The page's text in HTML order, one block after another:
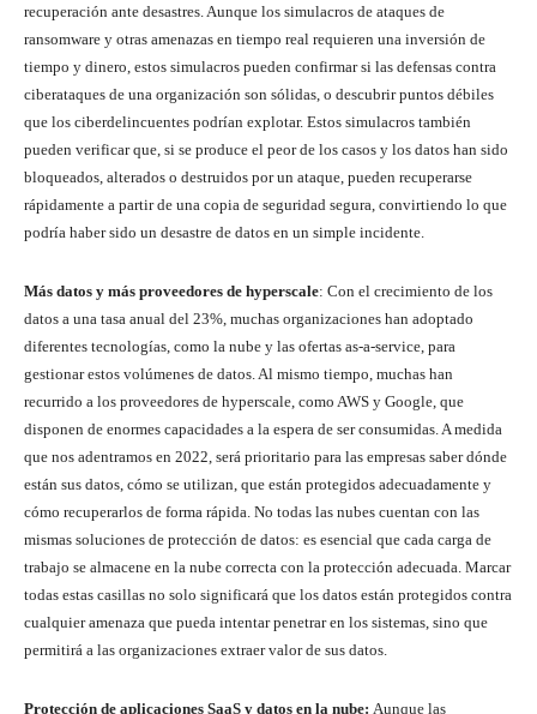
recuperación ante desastres. Aunque los simulacros de ataques de
ransomware y otras amenazas en tiempo real requieren una inversión de
tiempo y dinero, estos simulacros pueden confirmar si las defensas contra
ciberataques de una organización son sólidas, o descubrir puntos débiles
que los ciberdelincuentes podrían explotar. Estos simulacros también
pueden verificar que, si se produce el peor de los casos y los datos han sido
bloqueados, alterados o destruidos por un ataque, pueden recuperarse
rápidamente a partir de una copia de seguridad segura, convirtiendo lo que
podría haber sido un desastre de datos en un simple incidente.
Más datos y más proveedores de hyperscale: Con el crecimiento de los
datos a una tasa anual del 23%, muchas organizaciones han adoptado
diferentes tecnologías, como la nube y las ofertas as-a-service, para
gestionar estos volúmenes de datos. Al mismo tiempo, muchas han
recurrido a los proveedores de hyperscale, como AWS y Google, que
disponen de enormes capacidades a la espera de ser consumidas. A medida
que nos adentramos en 2022, será prioritario para las empresas saber dónde
están sus datos, cómo se utilizan, que están protegidos adecuadamente y
cómo recuperarlos de forma rápida. No todas las nubes cuentan con las
mismas soluciones de protección de datos: es esencial que cada carga de
trabajo se almacene en la nube correcta con la protección adecuada. Marcar
todas estas casillas no solo significará que los datos están protegidos contra
cualquier amenaza que pueda intentar penetrar en los sistemas, sino que
permitirá a las organizaciones extraer valor de sus datos.
Protección de aplicaciones SaaS y datos en la nube: Aunque las